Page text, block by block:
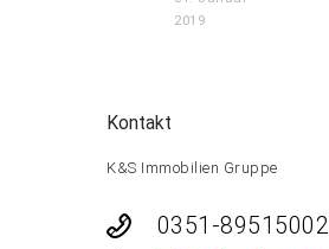
2019
Kontakt
K&S Immobilien Gruppe
0351-89515002